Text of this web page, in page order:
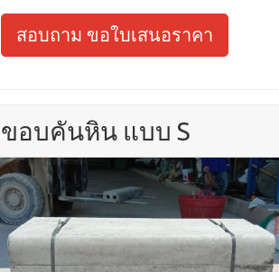
สอบถาม ขอใบเสนอราคา
ขอบคันหิน แบบ S